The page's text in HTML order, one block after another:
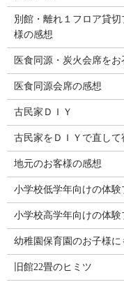
別館・離れ１フロア貸
様の感想
医食同源・炭火会席を
医食同源会席の感想
古民家ＤＩＹ
古民家をＤＩＹで直して
地元のお客様の感想
小学校低学年向けの体験
小学校高学年向けの体験
幼稚園保育園のお子様
旧館22畳のヒミツ